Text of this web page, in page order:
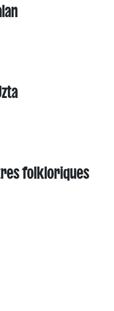
folkloriques